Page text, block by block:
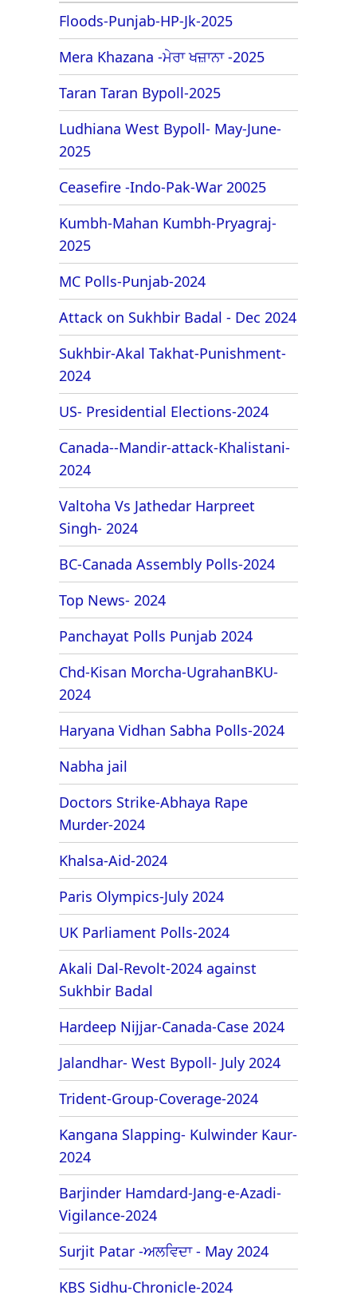
Floods-Punjab-HP-Jk-2025
Mera Khazana -ਮੇਰਾ ਖਜ਼ਾਨਾ -2025
Taran Taran Bypoll-2025
Ludhiana West Bypoll- May-June-
2025
Ceasefire -Indo-Pak-War 20025
Kumbh-Mahan Kumbh-Pryagraj-
2025
MC Polls-Punjab-2024
Attack on Sukhbir Badal - Dec 2024
Sukhbir-Akal Takhat-Punishment-
2024
US- Presidential Elections-2024
Canada--Mandir-attack-Khalistani-
2024
Valtoha Vs Jathedar Harpreet
Singh- 2024
BC-Canada Assembly Polls-2024
Top News- 2024
Panchayat Polls Punjab 2024
Chd-Kisan Morcha-UgrahanBKU-
2024
Haryana Vidhan Sabha Polls-2024
Nabha jail
Doctors Strike-Abhaya Rape
Murder-2024
Khalsa-Aid-2024
Paris Olympics-July 2024
UK Parliament Polls-2024
Akali Dal-Revolt-2024 against
Sukhbir Badal
Hardeep Nijjar-Canada-Case 2024
Jalandhar- West Bypoll- July 2024
Trident-Group-Coverage-2024
Kangana Slapping- Kulwinder Kaur-
2024
Barjinder Hamdard-Jang-e-Azadi-
Vigilance-2024
Surjit Patar -ਅਲਵਿਦਾ - May 2024
KBS Sidhu-Chronicle-2024